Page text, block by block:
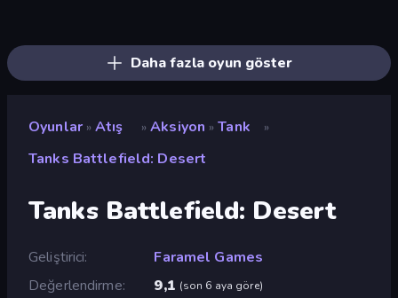
Daha fazla oyun göster
Oyunlar » Atış » Aksiyon » Tank »
Tanks Battlefield: Desert
Tanks Battlefield: Desert
Geliştirici
Faramel Games
Değerlendirme
9,1 (son 6 aya göre)